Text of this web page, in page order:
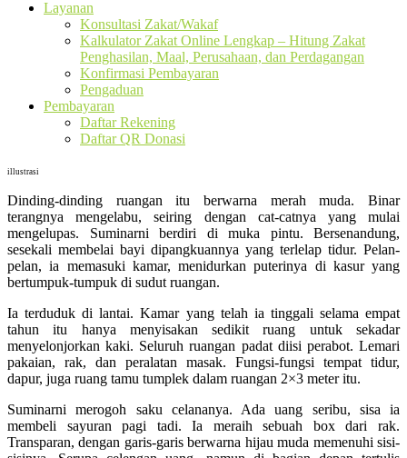
Layanan
Konsultasi Zakat/Wakaf
Kalkulator Zakat Online Lengkap – Hitung Zakat
Penghasilan, Maal, Perusahaan, dan Perdagangan
Konfirmasi Pembayaran
Pengaduan
Pembayaran
Daftar Rekening
Daftar QR Donasi
illustrasi
Dinding-dinding ruangan itu berwarna merah muda. Binar
terangnya mengelabu, seiring dengan cat-catnya yang mulai
mengelupas. Suminarni berdiri di muka pintu. Bersenandung,
sesekali membelai bayi dipangkuannya yang terlelap tidur. Pelan-
pelan, ia memasuki kamar, menidurkan puterinya di kasur yang
bertumpuk-tumpuk di sudut ruangan.
Ia terduduk di lantai. Kamar yang telah ia tinggali selama empat
tahun itu hanya menyisakan sedikit ruang untuk sekadar
menyelonjorkan kaki. Seluruh ruangan padat diisi perabot. Lemari
pakaian, rak, dan peralatan masak. Fungsi-fungsi tempat tidur,
dapur, juga ruang tamu tumplek dalam ruangan 2×3 meter itu.
Suminarni merogoh saku celananya. Ada uang seribu, sisa ia
membeli sayuran pagi tadi. Ia meraih sebuah box dari rak.
Transparan, dengan garis-garis berwarna hijau muda memenuhi sisi-